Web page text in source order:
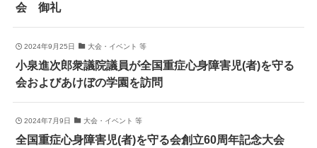
会 御礼
2024年9月25日 大会・イベント 等
小泉進次郎衆議院議員が全国重症心身障害児(者)を守る
会およびあけぼの学園を訪問
2024年7月9日 大会・イベント 等
全国重症心身障害児(者)を守る会創立60周年記念大会